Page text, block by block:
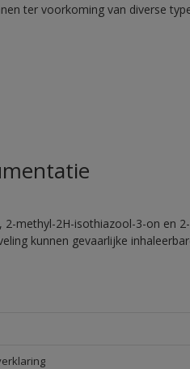
ter voorkoming van diverse
methyl-2H-isothiazool-3-on en
kunnen gevaarlijke